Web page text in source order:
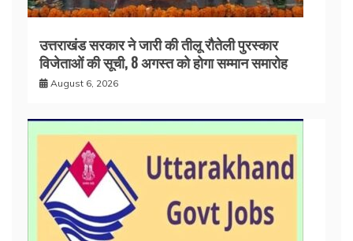
उत्तराखंड सरकार ने जारी की तीलू रौतेली पुरस्कार
विजेताओं की सूची, 8 अगस्त को होगा सम्मान समारोह
August 6, 2026